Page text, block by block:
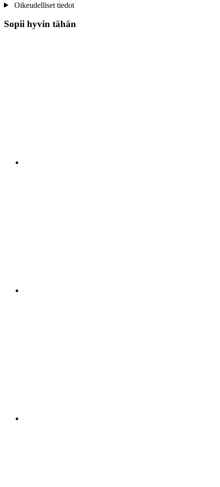
Oikeudelliset tiedot
Sopii hyvin tähän